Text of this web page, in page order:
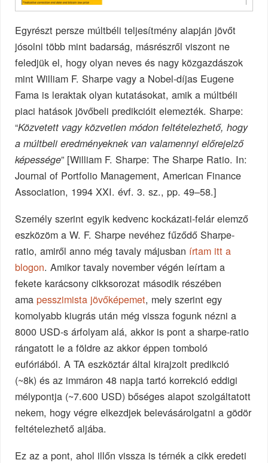
Egyrészt persze múltbéli teljesítmény alapján jövőt
jósolni több mint badarság, másrészről viszont ne
feledjük el, hogy olyan neves és nagy közgazdászok
mint William F. Sharpe vagy a Nobel-díjas Eugene
Fama is leraktak olyan kutatásokat, amik a múltbéli
piaci hatások jövőbeli predikcióit elemezték. Sharpe:
“Közvetett vagy közvetlen módon feltételezhető, hogy
a múltbeli eredményeknek van valamennyi előrejelző
képessége” [William F. Sharpe: The Sharpe Ratio. In:
Journal of Portfolio Management, American Finance
Association, 1994 XXI. évf. 3. sz., pp. 49–58.]
Személy szerint egyik kedvenc kockázati-felár elemző
eszközöm a W. F. Sharpe nevéhez fűződő Sharpe-
ratio, amiről anno még tavaly májusban írtam itt a
blogon. Amikor tavaly november végén leírtam a
fekete karácsony cikksorozat második részében
amapesszimista jövőképemet, mely szerint egy
komolyabb kiugrás után még vissza fogunk nézni a
8000 USD-s árfolyam alá, akkor is pont a sharpe-ratio
rángatott le a földre az akkor éppen tomboló
eufóriából. A TA eszköztár által kirajzolt predikció
(~8k) és az immáron 48 napja tartó korrekció eddigi
mélypontja (~7.600 USD) bőséges alapot szolgáltatott
nekem, hogy végre elkezdjek belevásárolgatni a gödör
feltételezhető aljába.
Ez az a pont, ahol illőn vissza is térnék a cikk eredeti